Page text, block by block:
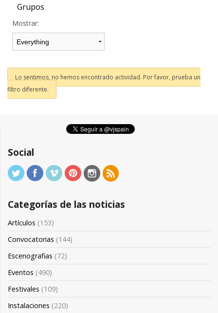
Grupos
Mostrar:
Lo sentimos, no hemos encontrado actividad. Por favor, prueba un
filtro diferente.
Social
Categorías de las noticias
Artículos (153)
Convocatorias (144)
Escenografias (72)
Eventos (490)
Festivales (109)
Instalaciones (220)